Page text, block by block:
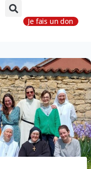
Je fais un don